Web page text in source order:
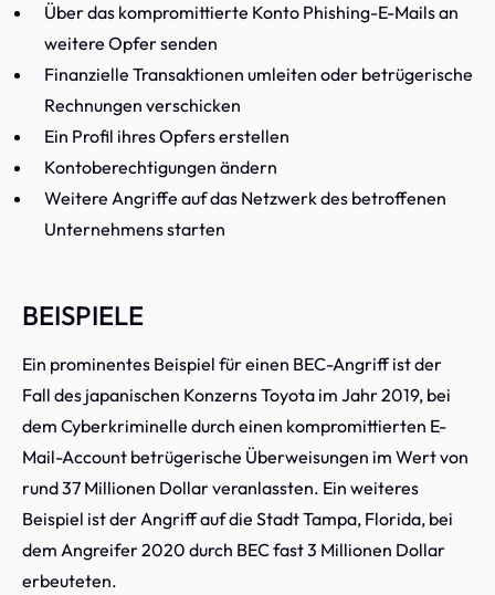
Über das kompromittierte Konto Phishing-E-Mails an
weitere Opfer senden
Finanzielle Transaktionen umleiten oder betrügerische
Rechnungen verschicken
Ein Profil ihres Opfers erstellen
Kontoberechtigungen ändern
Weitere Angriffe auf das Netzwerk des betroffenen
Unternehmens starten
BEISPIELE
Ein prominentes Beispiel für einen BEC-Angriff ist der
Fall des japanischen Konzerns Toyota im Jahr 2019, bei
dem Cyberkriminelle durch einen kompromittierten E-
Mail-Account betrügerische Überweisungen im Wert von
rund 37 Millionen Dollar veranlassten. Ein weiteres
Beispiel ist der Angriff auf die Stadt Tampa, Florida, bei
dem Angreifer 2020 durch BEC fast 3 Millionen Dollar
erbeuteten.